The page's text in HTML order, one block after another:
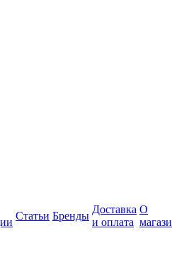
Статьи Бренды
Доставка
и оплата
О